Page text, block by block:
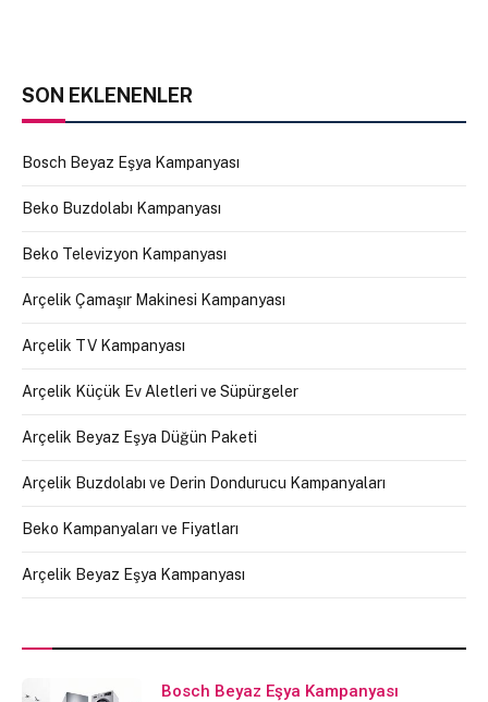
SON EKLENENLER
Bosch Beyaz Eşya Kampanyası
Beko Buzdolabı Kampanyası
Beko Televizyon Kampanyası
Arçelik Çamaşır Makinesi Kampanyası
Arçelik TV Kampanyası
Arçelik Küçük Ev Aletleri ve Süpürgeler
Arçelik Beyaz Eşya Düğün Paketi
Arçelik Buzdolabı ve Derin Dondurucu Kampanyaları
Beko Kampanyaları ve Fiyatları
Arçelik Beyaz Eşya Kampanyası
Bosch Beyaz Eşya Kampanyası